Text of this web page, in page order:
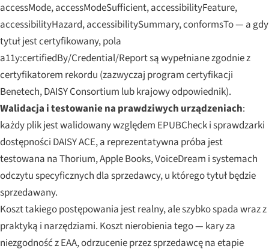
accessMode, accessModeSufficient, accessibilityFeature,
accessibilityHazard, accessibilitySummary, conformsTo — a gdy
tytuł jest certyfikowany, pola
a11y:certifiedBy/Credential/Report są wypełniane zgodnie z
certyfikatorem rekordu (zazwyczaj program certyfikacji
Benetech, DAISY Consortium lub krajowy odpowiednik).
Walidacja i testowanie na prawdziwych urządzeniach:
każdy plik jest walidowany względem EPUBCheck i sprawdzarki
dostępności DAISY ACE, a reprezentatywna próba jest
testowana na Thorium, Apple Books, VoiceDream i systemach
odczytu specyficznych dla sprzedawcy, u którego tytuł będzie
sprzedawany.
Koszt takiego postępowania jest realny, ale szybko spada wraz z
praktyką i narzędziami. Koszt nierobienia tego — kary za
niezgodność z EAA, odrzucenie przez sprzedawcę na etapie